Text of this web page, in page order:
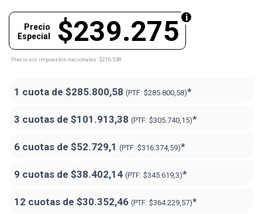
$239.275
Precio
Especial
Precio sin impuestos nacionales: $216.538
1 cuota de $285.800,58 (PTF: $285.800,58)*
3 cuotas de $101.913,38 (PTF: $305.740,15)*
6 cuotas de $52.729,1 (PTF: $316.374,59)*
9 cuotas de $38.402,14 (PTF: $345.619,3)*
12 cuotas de $30.352,46 (PTF: $364.229,57)*